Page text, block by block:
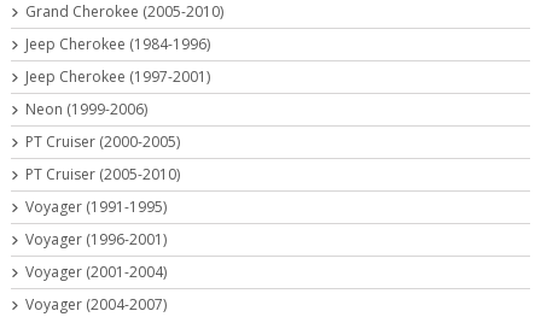
Grand Cherokee (2005-2010)
Jeep Cherokee (1984-1996)
Jeep Cherokee (1997-2001)
Neon (1999-2006)
PT Cruiser (2000-2005)
PT Cruiser (2005-2010)
Voyager (1991-1995)
Voyager (1996-2001)
Voyager (2001-2004)
Voyager (2004-2007)